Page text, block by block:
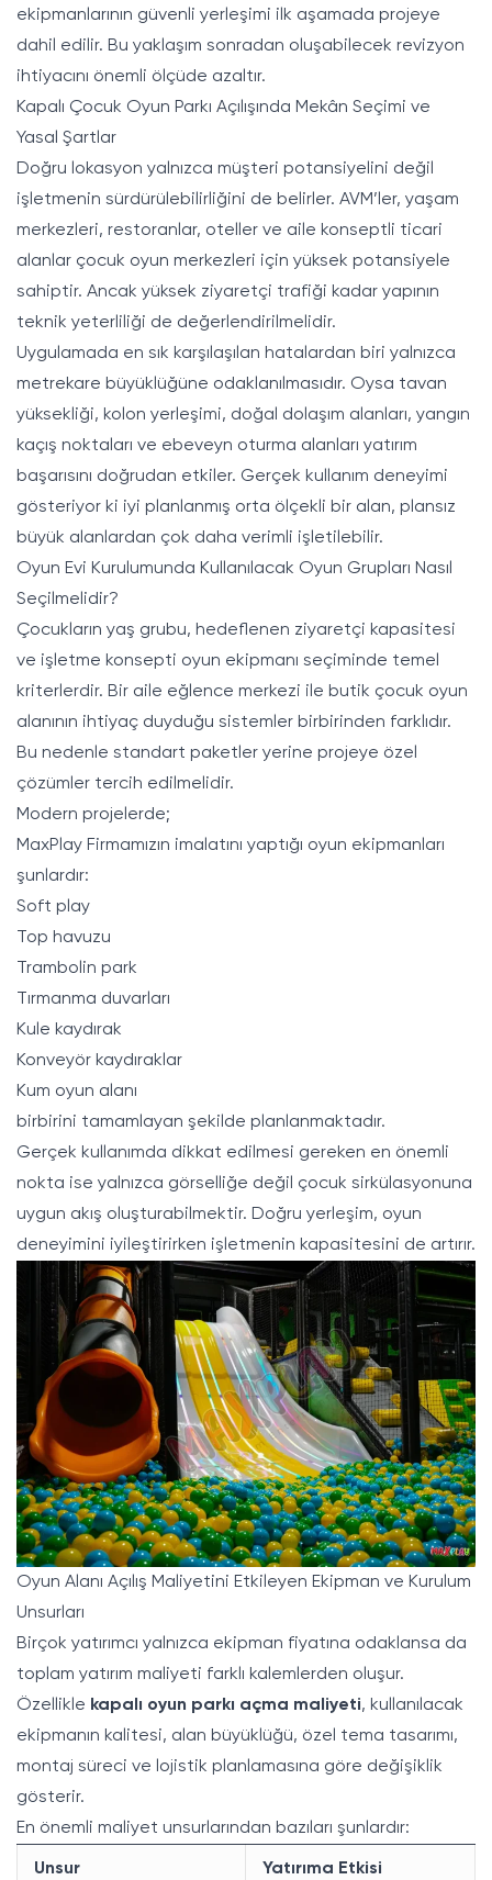
ekipmanlarının güvenli yerleşimi ilk aşamada projeye
dahil edilir. Bu yaklaşım sonradan oluşabilecek revizyon
ihtiyacını önemli ölçüde azaltır.
Kapalı Çocuk Oyun Parkı Açılışında Mekân Seçimi ve
Yasal Şartlar
Doğru lokasyon yalnızca müşteri potansiyelini değil
işletmenin sürdürülebilirliğini de belirler. AVM’ler, yaşam
merkezleri, restoranlar, oteller ve aile konseptli ticari
alanlar çocuk oyun merkezleri için yüksek potansiyele
sahiptir. Ancak yüksek ziyaretçi trafiği kadar yapının
teknik yeterliliği de değerlendirilmelidir.
Uygulamada en sık karşılaşılan hatalardan biri yalnızca
metrekare büyüklüğüne odaklanılmasıdır. Oysa tavan
yüksekliği, kolon yerleşimi, doğal dolaşım alanları, yangın
kaçış noktaları ve ebeveyn oturma alanları yatırım
başarısını doğrudan etkiler. Gerçek kullanım deneyimi
gösteriyor ki iyi planlanmış orta ölçekli bir alan, plansız
büyük alanlardan çok daha verimli işletilebilir.
Oyun Evi Kurulumunda Kullanılacak Oyun Grupları Nasıl
Seçilmelidir?
Çocukların yaş grubu, hedeflenen ziyaretçi kapasitesi
ve işletme konsepti oyun ekipmanı seçiminde temel
kriterlerdir. Bir aile eğlence merkezi ile butik çocuk oyun
alanının ihtiyaç duyduğu sistemler birbirinden farklıdır.
Bu nedenle standart paketler yerine projeye özel
çözümler tercih edilmelidir.
Modern projelerde;
MaxPlay Firmamızın imalatını yaptığı oyun ekipmanları
şunlardır:
Soft play
Top havuzu
Trambolin park
Tırmanma duvarları
Kule kaydırak
Konveyör kaydıraklar
Kum oyun alanı
birbirini tamamlayan şekilde planlanmaktadır.
Gerçek kullanımda dikkat edilmesi gereken en önemli
nokta ise yalnızca görselliğe değil çocuk sirkülasyonuna
uygun akış oluşturabilmektir. Doğru yerleşim, oyun
deneyimini iyileştirirken işletmenin kapasitesini de artırır.
Oyun Alanı Açılış Maliyetini Etkileyen Ekipman ve Kurulum
Unsurları
Birçok yatırımcı yalnızca ekipman fiyatına odaklansa da
toplam yatırım maliyeti farklı kalemlerden oluşur.
Özellikle kapalı oyun parkı açma maliyeti, kullanılacak
ekipmanın kalitesi, alan büyüklüğü, özel tema tasarımı,
montaj süreci ve lojistik planlamasına göre değişiklik
gösterir.
En önemli maliyet unsurlarından bazıları şunlardır:
Unsur Yatırıma Etkisi